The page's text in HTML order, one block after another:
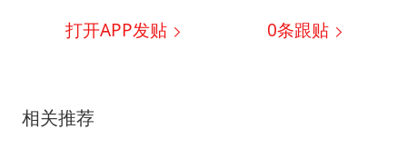
打开APP发贴 0条跟贴
相关推荐